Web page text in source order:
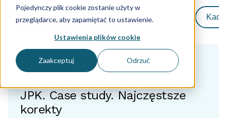
Pojedynczy plik cookie zostanie użyty w
przeglądarce, aby zapamiętać to ustawienie.
Ustawienia plików cookie
Zaakceptuj Odrzuć
Zobacz wszystkie kategorie Księgowość
Księgowość
JPK. Case study. Najczęstsze
korekty